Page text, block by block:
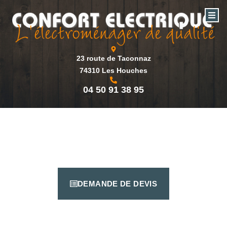
23 route de Taconnaz
74310 Les Houches
04 50 91 38 95
DEMANDE DE DEVIS